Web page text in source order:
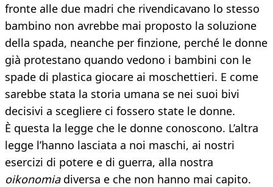
fronte alle due madri che rivendicavano lo stesso
bambino non avrebbe mai proposto la soluzione
della spada, neanche per finzione, perché le donne
già protestano quando vedono i bambini con le
spade di plastica giocare ai moschettieri. E come
sarebbe stata la storia umana se nei suoi bivi
decisivi a scegliere ci fossero state le donne.
È questa la legge che le donne conoscono. L’altra
legge l’hanno lasciata a noi maschi, ai nostri
esercizi di potere e di guerra, alla nostra
oikonomiadiversa e che non hanno mai capito.